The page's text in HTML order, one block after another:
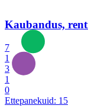
Kaubandus,
7
1
3
1
0
Ettepanekuid: 15